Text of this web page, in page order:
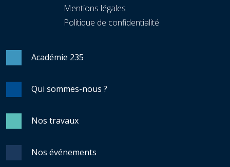
Mentions légales
Politique de confidentialité
Académie 235
Qui sommes-nous ?
Nos travaux
Nos événements